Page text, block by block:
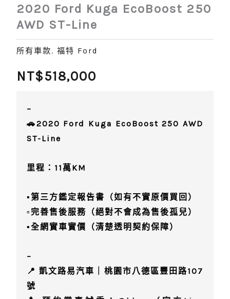
2020 Ford Kuga EcoBoost 250
AWD ST-Line
所有車款,福特 Ford
NT$518,000
–
🚗2020 Ford Kuga EcoBoost 250 AWD
ST-Line
里程：11萬KM
▪️第三方鑑定報告書（如有不實原價買回）
▫️完善售後服務（絕對不會成為售後孤兒）
▪️全網實車實價（清楚透明契約保障）
–
📍 凱文路易汽車｜桃園市八德區豐田路107
號